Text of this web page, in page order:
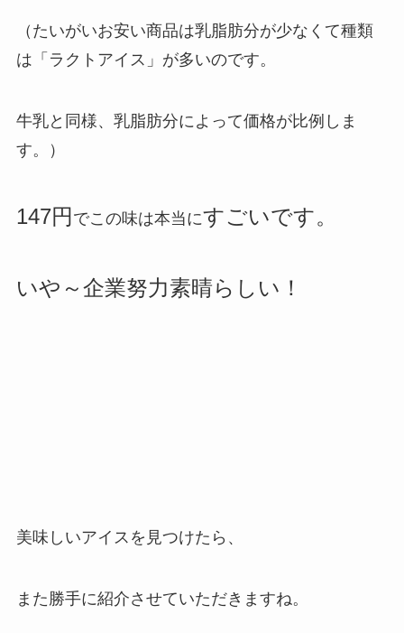
（たいがいお安い商品は乳脂肪分が少なくて種類
は「ラクトアイス」が多いのです。
牛乳と同様、乳脂肪分によって価格が比例しま
す。）
147円 でこの味は本当にすごいです。
いや～企業努力素晴らしい！
美味しいアイスを見つけたら、
また勝手に紹介させていただきますね。